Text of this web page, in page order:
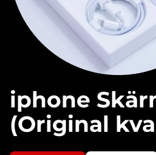
iphone
(Original